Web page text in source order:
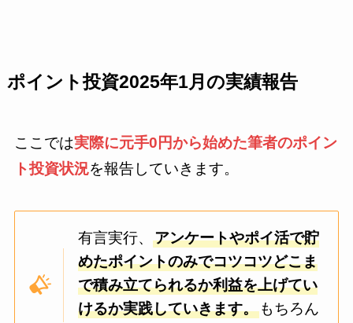
ポイント投資2025年1月の実績報告
ここでは実際に元手0円から始めた筆者のポイン
ト投資状況を報告していきます。
有言実行、 アンケートやポイ活で貯
めたポイントのみでコツコツどこま
で積み立てられるか利益を上げてい
けるか実践していきます。もちろん